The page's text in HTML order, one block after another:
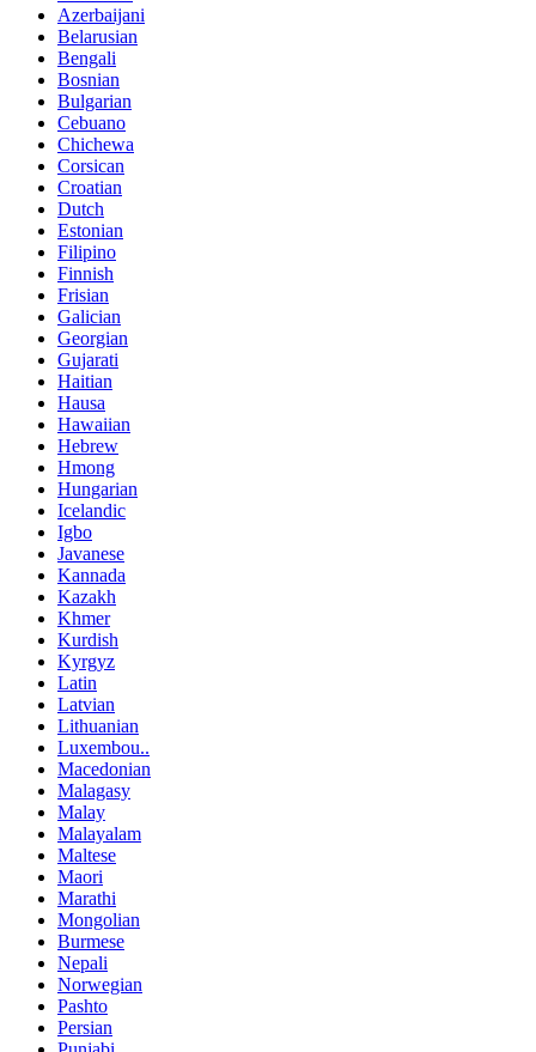
Azerbaijani
Belarusian
Bengali
Bosnian
Bulgarian
Cebuano
Chichewa
Corsican
Croatian
Dutch
Estonian
Filipino
Finnish
Frisian
Galician
Georgian
Gujarati
Haitian
Hausa
Hawaiian
Hebrew
Hmong
Hungarian
Icelandic
Igbo
Javanese
Kannada
Kazakh
Khmer
Kurdish
Kyrgyz
Latin
Latvian
Lithuanian
Luxembou..
Macedonian
Malagasy
Malay
Malayalam
Maltese
Maori
Marathi
Mongolian
Burmese
Nepali
Norwegian
Pashto
Persian